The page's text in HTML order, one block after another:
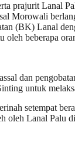
prajurit Lanal
Morowali
(BK) Lanal
beberapa
dan
untuk
setempat
oleh Lanal Palu